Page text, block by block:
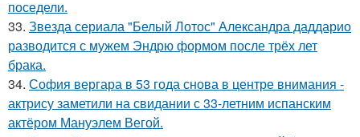
поседели.
33. Звезда сериала "Белый Лотос" Александра даддарио
разводится с мужем Эндрю формом после трёх лет
брака.
34. София вергара в 53 года снова в центре внимания -
актрису заметили на свидании с 33-летним испанским
актёром Мануэлем Вегой.